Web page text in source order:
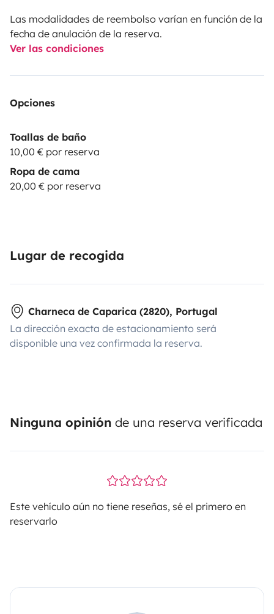
Las modalidades de reembolso varían en función de la
fecha de anulación de la reserva.
Ver las condiciones
Opciones
Toallas de baño
10,00 € por reserva
Ropa de cama
20,00 € por reserva
Lugar de recogida
Charneca de Caparica (2820), Portugal
La dirección exacta de estacionamiento será
disponible una vez confirmada la reserva.
Ninguna opinión de una reserva verificada
Este vehículo aún no tiene reseñas, sé el primero en
reservarlo